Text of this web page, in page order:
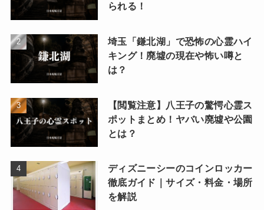
られる！
埼玉「鎌北湖」で恐怖の心霊ハイ
キング！廃墟の現在や怖い噂と
は？
【閲覧注意】八王子の驚愕心霊ス
ポットまとめ！ヤバい廃墟や公園
とは？
ディズニーシーのコインロッカー
徹底ガイド｜サイズ・料金・場所
を解説